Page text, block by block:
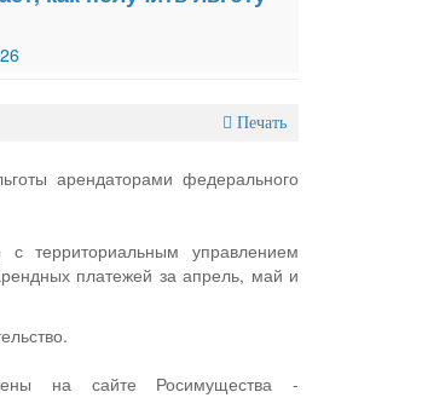
Печать
арендаторами федерального
территориальным управлением
платежей за апрель, май и
на сайте Росимущества -